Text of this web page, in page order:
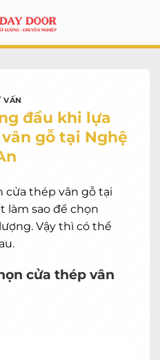
VẤN
đầu khi lựa
gỗ tại Nghệ
cửa thép vân gỗ tại
làm sao để chọn
Vậy thì có thể
cửa thép vân